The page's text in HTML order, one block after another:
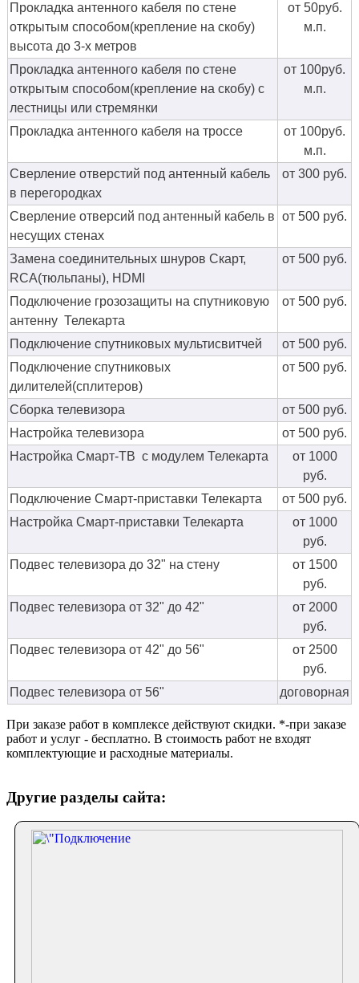
Прокладка антенного кабеля по стене
открытым способом(крепление на скобу)
высота до 3-х метров
от 50руб.
м.п.
Прокладка антенного кабеля по стене
открытым способом(крепление на скобу) с
лестницы или стремянки
от 100руб.
м.п.
Прокладка антенного кабеля на троссе
от 100руб.
м.п.
Сверление отверстий под антенный кабель
в перегородках
от 300 руб.
Сверление отверсий под антенный кабель в
несущих стенах
от 500 руб.
Замена соединительных шнуров Скарт,
RCA(тюльпаны), HDMI
от 500 руб.
Подключение грозозащиты на спутниковую
антенну Телекарта
от 500 руб.
Подключение спутниковых мультисвитчей
от 500 руб.
Подключение спутниковых
дилителей(сплитеров)
от 500 руб.
Сборка телевизора
от 500 руб.
Настройка телевизора
от 500 руб.
Настройка Смарт-ТВ с модулем Телекарта
от 1000
руб.
Подключение Смарт-приставки Телекарта
от 500 руб.
Настройка Смарт-приставки Телекарта
от 1000
руб.
Подвес телевизора до 32" на стену
от 1500
руб.
Подвес телевизора от 32" до 42"
от 2000
руб.
Подвес телевизора от 42" до 56"
от 2500
руб.
Подвес телевизора от 56"
договорная
При заказе работ в комплексе действуют скидки. *-при заказе
работ и услуг - бесплатно. В стоимость работ не входят
комплектующие и расходные материалы.
Другие разделы сайта: